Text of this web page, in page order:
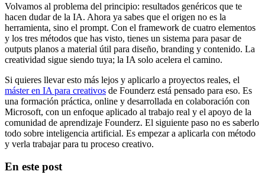
Volvamos al problema del principio: resultados genéricos que te
hacen dudar de la IA. Ahora ya sabes que el origen no es la
herramienta, sino el prompt. Con el framework de cuatro elementos
y los tres métodos que has visto, tienes un sistema para pasar de
outputs planos a material útil para diseño, branding y contenido. La
creatividad sigue siendo tuya; la IA solo acelera el camino.
Si quieres llevar esto más lejos y aplicarlo a proyectos reales, el
máster en IA para creativos de Founderz está pensado para eso. Es
una formación práctica, online y desarrollada en colaboración con
Microsoft, con un enfoque aplicado al trabajo real y el apoyo de la
comunidad de aprendizaje Founderz. El siguiente paso no es saberlo
todo sobre inteligencia artificial. Es empezar a aplicarla con método
y verla trabajar para tu proceso creativo.
En este post